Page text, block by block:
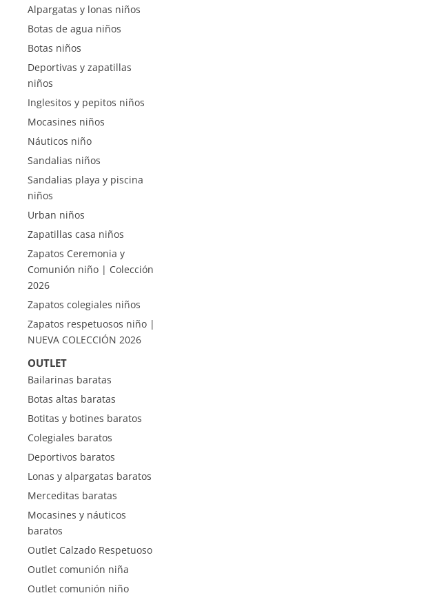
Alpargatas y lonas niños
Botas de agua niños
Botas niños
Deportivas y zapatillas
niños
Inglesitos y pepitos niños
Mocasines niños
Náuticos niño
Sandalias niños
Sandalias playa y piscina
niños
Urban niños
Zapatillas casa niños
Zapatos Ceremonia y
Comunión niño | Colección
2026
Zapatos colegiales niños
Zapatos respetuosos niño |
NUEVA COLECCIÓN 2026
OUTLET
Bailarinas baratas
Botas altas baratas
Botitas y botines baratos
Colegiales baratos
Deportivos baratos
Lonas y alpargatas baratos
Merceditas baratas
Mocasines y náuticos
baratos
Outlet Calzado Respetuoso
Outlet comunión niña
Outlet comunión niño